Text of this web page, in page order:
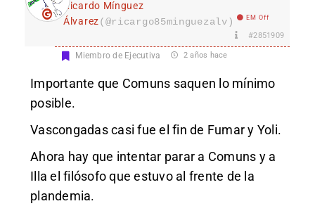
Ricardo Mínguez
Álvarez(@ricargo85minguezalv) EM Off
#2851909
Miembro de Ejecutiva 2 años hace
Importante que Comuns saquen lo mínimo
posible.
Vascongadas casi fue el fin de Fumar y Yoli.
Ahora hay que intentar parar a Comuns y a
Illa el filósofo que estuvo al frente de la
plandemia.